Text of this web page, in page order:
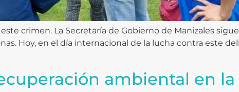
crimen. La Secretaría de Gobierno de Manizales
Hoy, en el día internacional de la lucha contra este
ambiental en la